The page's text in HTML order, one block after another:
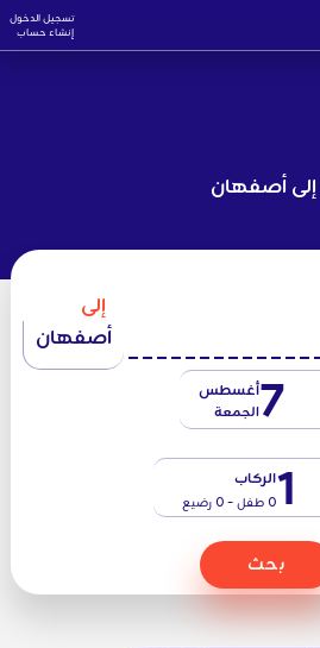
تسجيل الدخول
إنشاء حساب
إلى أصفهان
إلى
أصفهان
7أغسطس
الجمعة
1الركاب
0 طفل - 0 رضيع
بحث